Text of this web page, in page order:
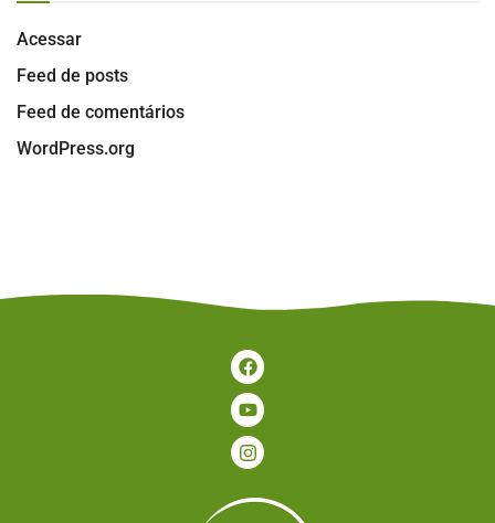
Acessar
Feed de posts
Feed de comentários
WordPress.org